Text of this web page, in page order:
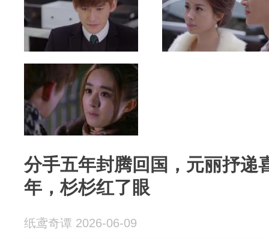
分手五年封腾回国，元丽抒递
年，杉杉红了眼
纸鸢奇谭 2026-06-09